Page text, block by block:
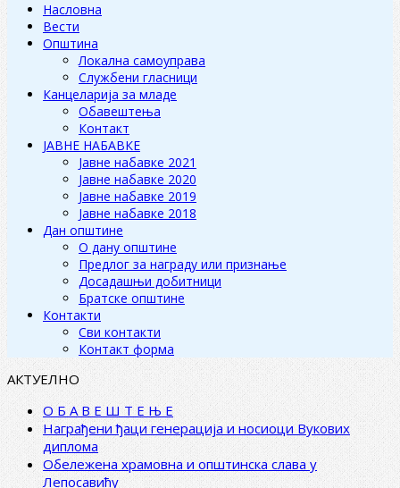
Насловна
Вести
Општина
Локална самоуправа
Службени гласници
Канцеларија за младе
Обавештења
Контакт
ЈАВНЕ НАБАВКЕ
Јавне набавке 2021
Јавне набавке 2020
Јавне набавке 2019
Јавне набавке 2018
Дан општине
О дану општине
Предлог за награду или признање
Досадашњи добитници
Братске општине
Контакти
Сви контакти
Контакт форма
АКТУЕЛНО
О Б А В Е Ш Т Е Њ Е
Награђени ђаци генерација и носиоци Вукових
диплома
Обележена храмовна и општинска слава у
Лепосавићу